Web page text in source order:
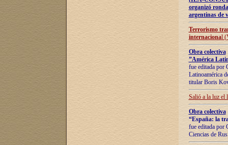
organizó
argentinas de
Terrorismo
internacional
Obra colectiva
”América
fue editada por
Latinoamérica
titular Boris
Salió a la luz el
Obra colectiva
“España: la
fue editada por
Ciencias de